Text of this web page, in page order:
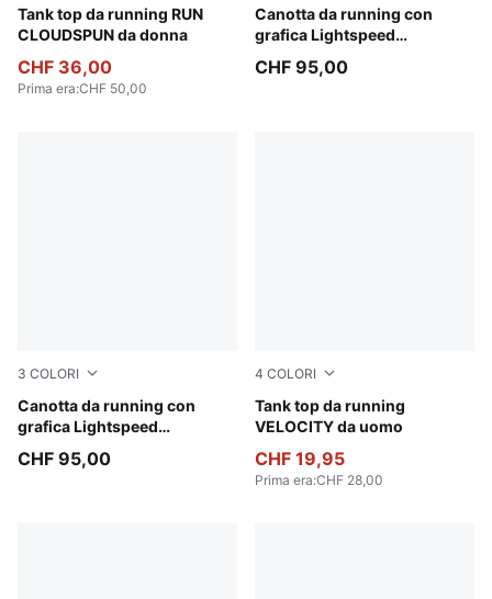
Tank top da running RUN
CLOUDSPUN da donna
Apple Spritz
CHF 36,00
Prima era:CHF 50,00
Canotta da running con
grafica Lightspeed
Inky Depths
CHF 95,00
3 COLORI
Canotta da running con
grafica Lightspeed
Inky Depths
CHF 95,00
4 COLORI
Tank top da running
VELOCITY da uomo
Apple Spritz
CHF 19,95
Prima era:CHF 28,00